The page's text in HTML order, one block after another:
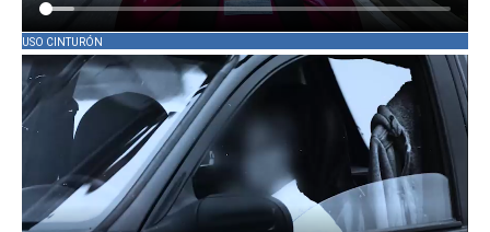
USO CINTURÓN